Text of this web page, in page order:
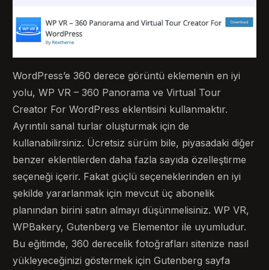
WordPress’e 360 ​​derece görüntü eklemenin en iyi
yolu, WP VR – 360 Panorama ve Virtual Tour
Creator For WordPress eklentisini kullanmaktır.
Ayrıntılı sanal turlar oluşturmak için de
kullanabilirsiniz. Ücretsiz sürüm bile, piyasadaki diğer
benzer eklentilerden daha fazla sayıda özelleştirme
seçeneği içerir. Fakat güçlü seçeneklerinden en iyi
şekilde yararlanmak için mevcut üç abonelik
planından birini satın almayı düşünmelisiniz. WP VR,
WPBakery, Gutenberg ve Elementor ile uyumludur.
Bu eğitimde, 360 derecelik fotoğrafları sitenize nasıl
yükleyeceğinizi göstermek için Gutenberg sayfa